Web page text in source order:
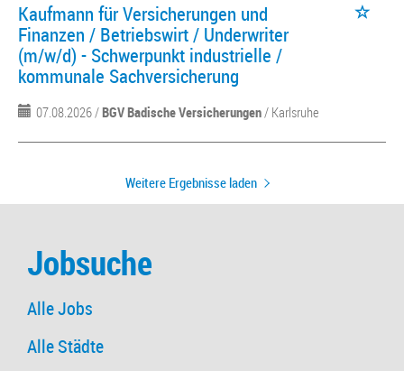
Kaufmann für Versicherungen und
Finanzen / Betriebswirt / Underwriter
(m/w/d) - Schwerpunkt industrielle /
kommunale Sachversicherung
07.08.2026 /BGV Badische Versicherungen/ Karlsruhe
Weitere Ergebnisse laden
Jobsuche
Alle Jobs
Alle Städte